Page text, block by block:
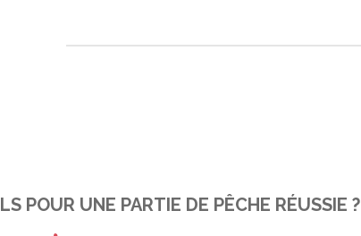
POUR UNE PARTIE DE PÊCHE RÉUSSIE ?